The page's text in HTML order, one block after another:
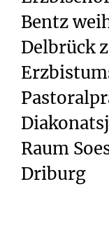
Bentz
Delbrück
Raum
Driburg